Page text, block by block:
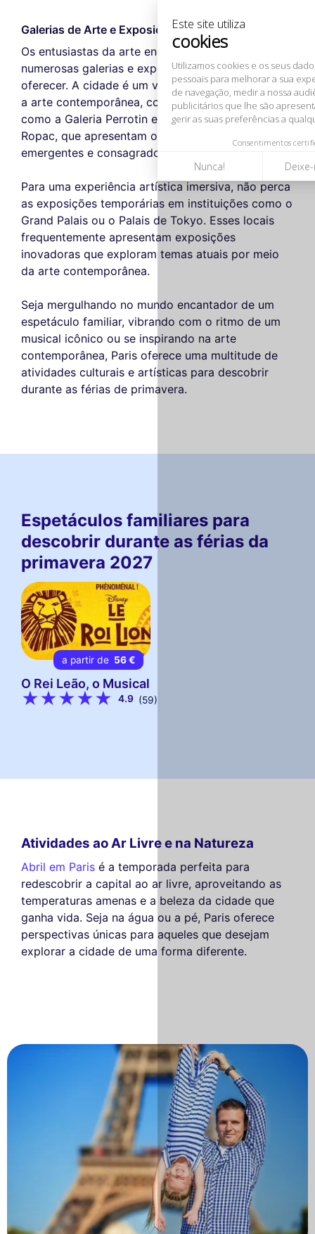
gerir as suas preferências a qualquer momento.
Consentimentos certificados por
Nunca! Deixe-me ver Ok para mim
Galerias de Arte e Exposições
Os entusiastas da arte encontrarão seu lugar nas
numerosas galerias e exposições que Paris tem a
oferecer. A cidade é um verdadeiro santuário para
a arte contemporânea, com galerias renomadas
como a Galeria Perrotin e a Galeria Thaddaeus
Ropac, que apresentam obras de artistas
emergentes e consagrados.
Para uma experiência artística imersiva, não perca
as exposições temporárias em instituições como o
Grand Palais ou o Palais de Tokyo. Esses locais
frequentemente apresentam exposições
inovadoras que exploram temas atuais por meio
da arte contemporânea.
Seja mergulhando no mundo encantador de um
espetáculo familiar, vibrando com o ritmo de um
musical icônico ou se inspirando na arte
contemporânea, Paris oferece uma multitude de
atividades culturais e artísticas para descobrir
durante as férias de primavera.
Espetáculos familiares para
descobrir durante as férias da
primavera 2027
a partir de 56 €
O Rei Leão, o Musical
4.9 (59)
Atividades ao Ar Livre e na Natureza
Abril em Paris é a temporada perfeita para
redescobrir a capital ao ar livre, aproveitando as
temperaturas amenas e a beleza da cidade que
ganha vida. Seja na água ou a pé, Paris oferece
perspectivas únicas para aqueles que desejam
explorar a cidade de uma forma diferente.